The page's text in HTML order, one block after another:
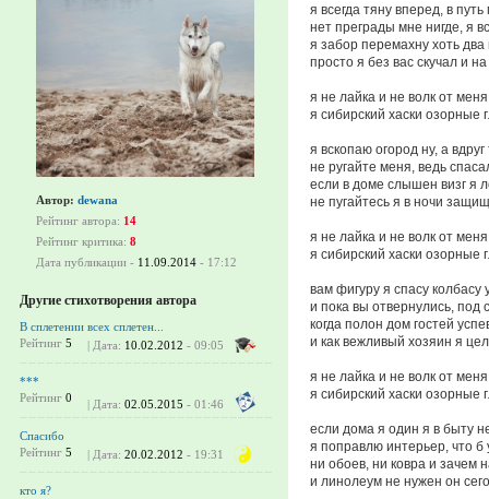
Автор: dewana
Рейтинг автора: 14
Рейтинг критика: 8
Дата публикации - 11.09.2014 - 17:12
Другие стихотворения автора
В сплетении всех сплетен...
Рейтинг 5 | Дата: 10.02.2012 - 09:05
***
Рейтинг 0 | Дата: 02.05.2015 - 01:46
Спасибо
Рейтинг 5 | Дата: 20.02.2012 - 19:31
кто я?
я всегда тяну вперед, в
нет преграды мне нигде, я
я забор перемахну хоть
просто я без вас скучал и
я не лайка и не волк от
я сибирский хаски озорные
я вскопаю огород ну, а
не ругайте меня, ведь
если в доме слышен визг я
не пугайтесь я в ночи
я не лайка и не волк от
я сибирский хаски озорные
вам фигуру я спасу колбасу
и пока вы отвернулись, под
когда полон дом гостей
и как вежливый хозяин я
я не лайка и не волк от
я сибирский хаски озорные
если дома я один я в быту
я поправлю интерьер, что
ни обоев, ни ковра и зачем
и линолеум не нужен он